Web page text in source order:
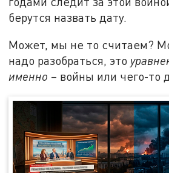
берутся назвать дату.
Может, мы не то считаем?
надо разобраться, это
именно – войны или чего-то